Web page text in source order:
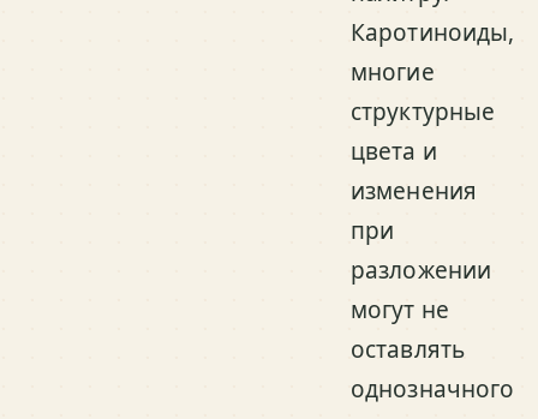
Каротиноиды,
многие
структурные
цвета и
изменения
при
разложении
могут не
оставлять
однозначного